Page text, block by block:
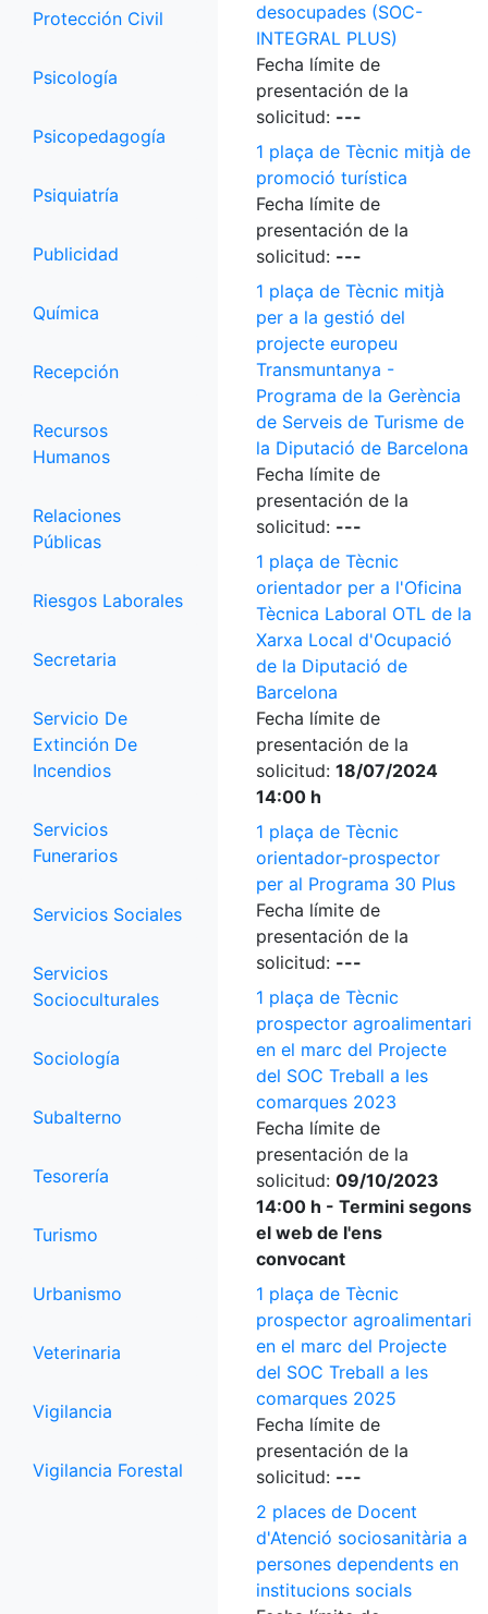
Protección Civil
Psicología
Psicopedagogía
Psiquiatría
Publicidad
Química
Recepción
Recursos
Humanos
Relaciones
Públicas
Riesgos Laborales
Secretaria
Servicio De
Extinción De
Incendios
Servicios
Funerarios
Servicios Sociales
Servicios
Socioculturales
Sociología
Subalterno
Tesorería
Turismo
Urbanismo
Veterinaria
Vigilancia
Vigilancia Forestal
desocupades (SOC-
INTEGRAL PLUS)
Fecha límite de
presentación de la
solicitud: ---
1 plaça de Tècnic mitjà de
promoció turística
Fecha límite de
presentación de la
solicitud: ---
1 plaça de Tècnic mitjà
per a la gestió del
projecte europeu
Transmuntanya -
Programa de la Gerència
de Serveis de Turisme de
la Diputació de Barcelona
Fecha límite de
presentación de la
solicitud: ---
1 plaça de Tècnic
orientador per a l'Oficina
Tècnica Laboral OTL de la
Xarxa Local d'Ocupació
de la Diputació de
Barcelona
Fecha límite de
presentación de la
solicitud: 18/07/2024
14:00 h
1 plaça de Tècnic
orientador-prospector
per al Programa 30 Plus
Fecha límite de
presentación de la
solicitud: ---
1 plaça de Tècnic
prospector agroalimentari
en el marc del Projecte
del SOC Treball a les
comarques 2023
Fecha límite de
presentación de la
solicitud: 09/10/2023
14:00 h - Termini segons
el web de l'ens
convocant
1 plaça de Tècnic
prospector agroalimentari
en el marc del Projecte
del SOC Treball a les
comarques 2025
Fecha límite de
presentación de la
solicitud: ---
2 places de Docent
d'Atenció sociosanitària a
persones dependents en
institucions socials